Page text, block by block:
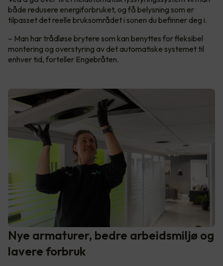
både redusere energiforbruket, og få belysning som er
tilpasset det reelle bruksområdet i sonen du befinner deg i.
– Man har trådløse brytere som kan benyttes for fleksibel
montering og overstyring av det automatiske systemet til
enhver tid, forteller Engebråten.
Nye armaturer, bedre arbeidsmiljø og
lavere forbruk